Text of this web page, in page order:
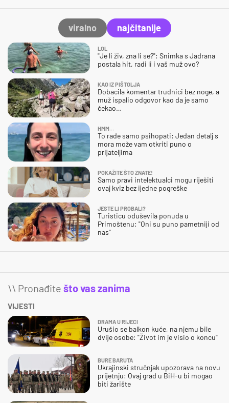
viralno najčitanije
LOL
"Je li živ, zna li se?": Snimka s Jadrana
postala hit, radi li i vaš muž ovo?
KAO IZ PIŠTOLJA
Dobacila komentar trudnici bez noge, a
muž ispalio odgovor kao da je samo
čekao…
HMM…
To rade samo psihopati: Jedan detalj s
mora može vam otkriti puno o
prijateljima
POKAŽITE ŠTO ZNATE!
Samo pravi intelektualci mogu riješiti
ovaj kviz bez ijedne pogreške
JESTE LI PROBALI?
Turisticu oduševila ponuda u
Primoštenu: "Oni su puno pametniji od
nas"
\\ Pronađite što vas zanima
VIJESTI
DRAMA U RIJECI
Urušio se balkon kuće, na njemu bile
dvije osobe: "Život im je visio o koncu"
BURE BARUTA
Ukrajinski stručnjak upozorava na novu
prijetnju: Ovaj grad u BiH-u bi mogao
biti žarište